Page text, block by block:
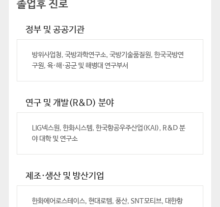
졸업후 진로
정부 및 공공기관
방위사업청, 국방과학연구소, 국방기술품질원, 한국국방연
구원, 육·해·공군 및 해병대 연구부서
연구 및 개발(R&D) 분야
LIG넥스원, 한화시스템, 한국항공우주산업(KAI), R&D 분
야 대학 및 연구소
제조·생산 및 방산기업
한화에어로스테이스, 현대로템, 풍산, SNT모티브, 대한항